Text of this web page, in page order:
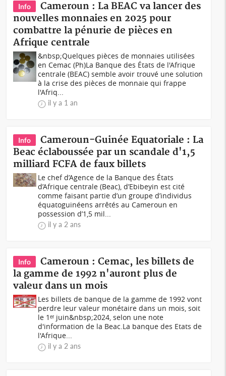
Info
Cameroun : La BEAC va lancer des
nouvelles monnaies en 2025 pour
combattre la pénurie de pièces en
Afrique centrale
&nbsp;Quelques pièces de monnaies utilisées
en Cemac (Ph)La Banque des États de l'Afrique
centrale (BEAC) semble avoir trouvé une solution
à la crise des pièces de monnaie qui frappe
l'Afriq...
il y a 1 an
Info
Cameroun-Guinée Equatoriale : La
Beac éclaboussée par un scandale d'1,5
milliard FCFA de faux billets
Le chef d’Agence de la Banque des États
d’Afrique centrale (Beac), d’Ebibeyin est cité
comme faisant partie d’un groupe d’individus
équatoguinéens arrêtés au Cameroun en
possession d’1,5 mil...
il y a 2 ans
Info
Cameroun : Cemac, les billets de
la gamme de 1992 n'auront plus de
valeur dans un mois
Les billets de banque de la gamme de 1992 vont
perdre leur valeur monétaire dans un mois, soit
le 1ᵉʳ juin&nbsp;2024, selon une note
d'information de la Beac.La banque des Etats de
l'Afrique...
il y a 2 ans